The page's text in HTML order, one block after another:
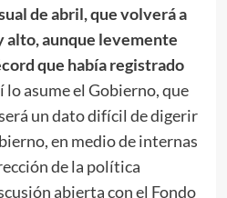
de abril, que volverá a
alto, aunque levemente
que había registrado
lo asume el Gobierno, que
un dato difícil de digerir
en medio de internas
de la política
abierta con el Fondo